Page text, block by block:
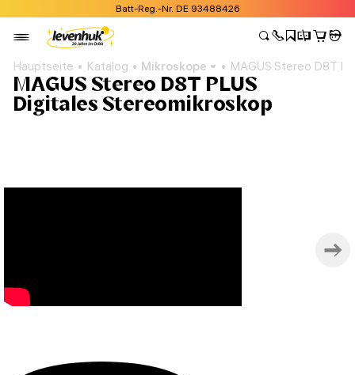
Batt-Reg.-Nr. DE 93488426
Hauptseite Katalog Mikroskope MAGUS Stereo D8T
MAGUS Stereo D8T PLUS
Digitales Stereomikroskop